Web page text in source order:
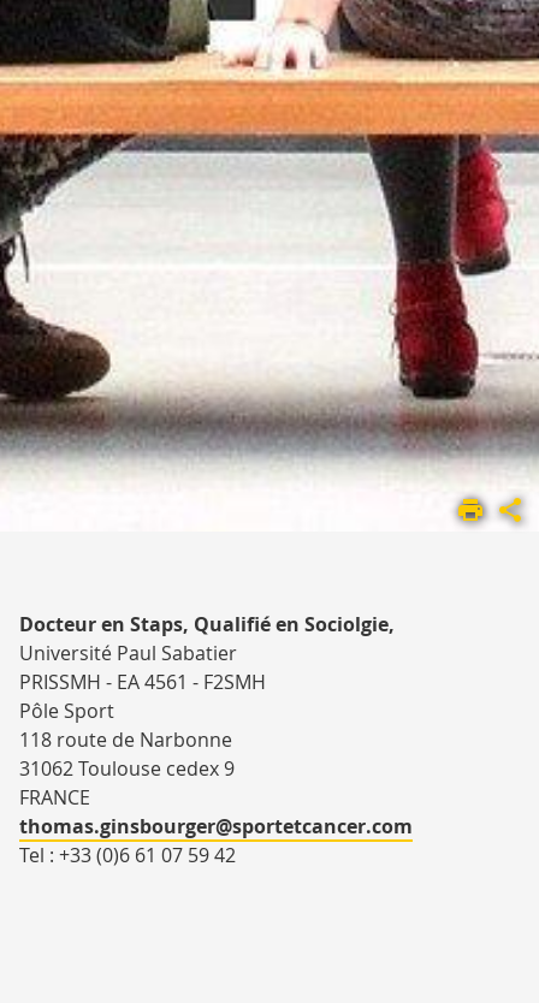
Docteur en Staps, Qualifié en Sociolgie,
Université Paul Sabatier
PRISSMH - EA 4561 - F2SMH
Pôle Sport
118 route de Narbonne
31062 Toulouse cedex 9
FRANCE
thomas.ginsbourger@sportetcancer.com
Tel : +33 (0)6 61 07 59 42